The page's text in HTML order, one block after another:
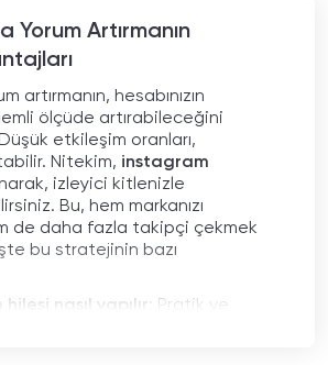
Yorum Artırmanın
artırmanın, hesabınızın
ölçüde artırabileceğini
etkileşim oranları,
Nitekim, instagram
izleyici kitlenizle
Bu, hem markanızı
de daha fazla takipçi çekmek
bu stratejinin bazı
nasıl yapılır : Pratik ve